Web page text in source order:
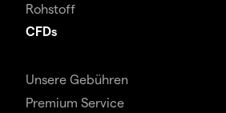
Rohstoff
CFDs
Unsere Gebühren
Premium Service